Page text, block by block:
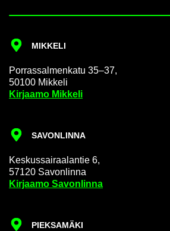
MIK­KE­LI
Por­ras­sal­men­ka­tu 35–37,
50100 Mik­ke­li
Kir­jaa­mo Mik­ke­li
SA­VON­LIN­NA
Kes­kus­sai­raa­lan­tie 6,
57120 Sa­von­lin­na
Kir­jaa­mo Sa­von­lin­na
PIEK­SA­MÄ­KI